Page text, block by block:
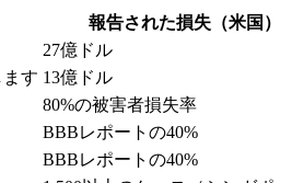
報告された損失（米国）
27億ドル
す 13億ドル
80%の被害者損失率
BBBレポートの40%
BBBレポートの40%